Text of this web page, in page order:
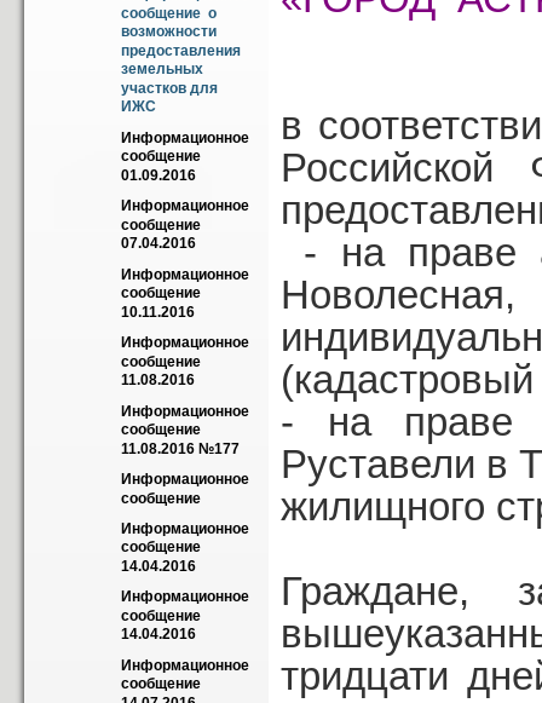
сообщение  о
возможности
предоставления
земельных
участков для
ИЖС
Информационное
сообщение
01.09.2016
Информационное
сообщение
07.04.2016
Информационное
сообщение
10.11.2016
Информационное
сообщение
11.08.2016
Информационное
сообщение
11.08.2016 №177
Информационное
сообщение
Информационное
сообщение
14.04.2016
Информационное
сообщение
14.04.2016
Информационное
сообщение
в
Российской
- на праве
- на праве
Руставели в
жилищного
Граждане,
тридцати